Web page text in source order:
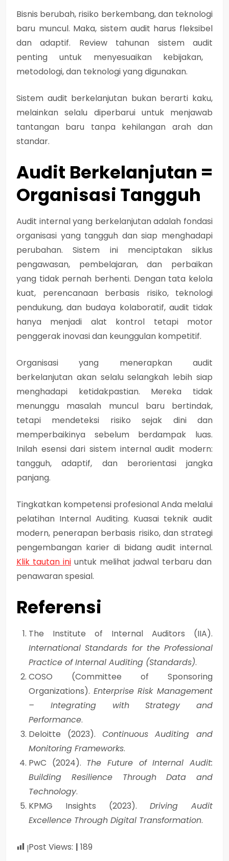
Bisnis berubah, risiko berkembang, dan teknologi
baru muncul. Maka, sistem audit harus fleksibel
dan adaptif. Review tahunan sistem audit
penting untuk menyesuaikan kebijakan,
metodologi, dan teknologi yang digunakan.
Sistem audit berkelanjutan bukan berarti kaku,
melainkan selalu diperbarui untuk menjawab
tantangan baru tanpa kehilangan arah dan
standar.
Audit Berkelanjutan =
Organisasi Tangguh
Audit internal yang berkelanjutan adalah fondasi
organisasi yang tangguh dan siap menghadapi
perubahan.Sistem ini menciptakan siklus
pengawasan, pembelajaran, dan perbaikan
yang tidak pernah berhenti. Dengan tata kelola
kuat, perencanaan berbasis risiko, teknologi
pendukung, dan budaya kolaboratif, audit tidak
hanya menjadi alat kontrol tetapi motor
penggerak inovasi dan keunggulan kompetitif.
Organisasi yang menerapkan audit
berkelanjutan akan selalu selangkah lebih siap
menghadapi ketidakpastian. Mereka tidak
menunggu masalah muncul baru bertindak,
tetapi mendeteksi risiko sejak dini dan
memperbaikinya sebelum berdampak luas.
Inilah esensi dari sistem internal audit modern:
tangguh, adaptif, dan berorientasi jangka
panjang.
Tingkatkan kompetensi profesional Anda melalui
pelatihan Internal Auditing. Kuasai teknik audit
modern, penerapan berbasis risiko, dan strategi
pengembangan karier di bidang audit internal.
Klik tautan ini untuk melihat jadwal terbaru dan
penawaran spesial.
Referensi
The Institute of Internal Auditors (IIA).
International Standards for the Professional
Practice of Internal Auditing (Standards).
COSO (Committee of Sponsoring
Organizations). Enterprise Risk Management
– Integrating with Strategy and
Performance.
Deloitte (2023). Continuous Auditing and
Monitoring Frameworks.
PwC (2024). The Future of Internal Audit:
Building Resilience Through Data and
Technology.
KPMG Insights (2023). Driving Audit
Excellence Through Digital Transformation.
Post Views: 189